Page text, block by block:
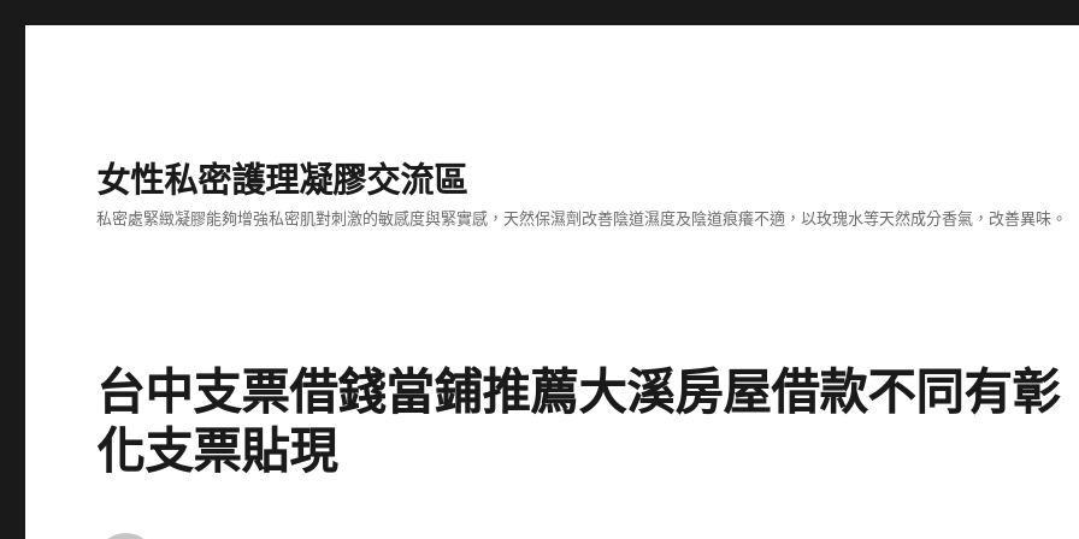
女性私密護理凝膠交流區
私密處緊緻凝膠能夠增強私密肌對刺激的敏感度與緊實感，天然保濕劑改善陰道濕度及陰道痕癢不適，以玫瑰水等天然成分香氣，改善異味。
台中支票借錢當鋪推薦大溪房屋借款不同有彰
化支票貼現